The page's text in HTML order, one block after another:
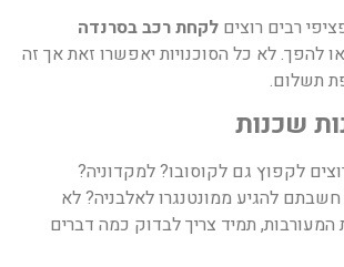
רבים רוצים לקחת רכב בסרנדה
או להפך. לא כל הסוכנויות יאפשרו זאת אך זה
תשלום.
שכנות
לקפוץ גם לקוסובו? למקדוניה?
חשבתם להגיע ממונטנגרו לאלבניה? לא
המעורבות, תמיד צריך לבדוק כמה דברים